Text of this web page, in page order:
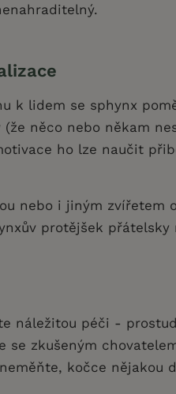
k lidem se sphynx
něco nebo někam
ho lze naučit
nebo i jiným zvířetem
protějšek přátelsky
náležitou péči -
se zkušeným
kočce nějakou